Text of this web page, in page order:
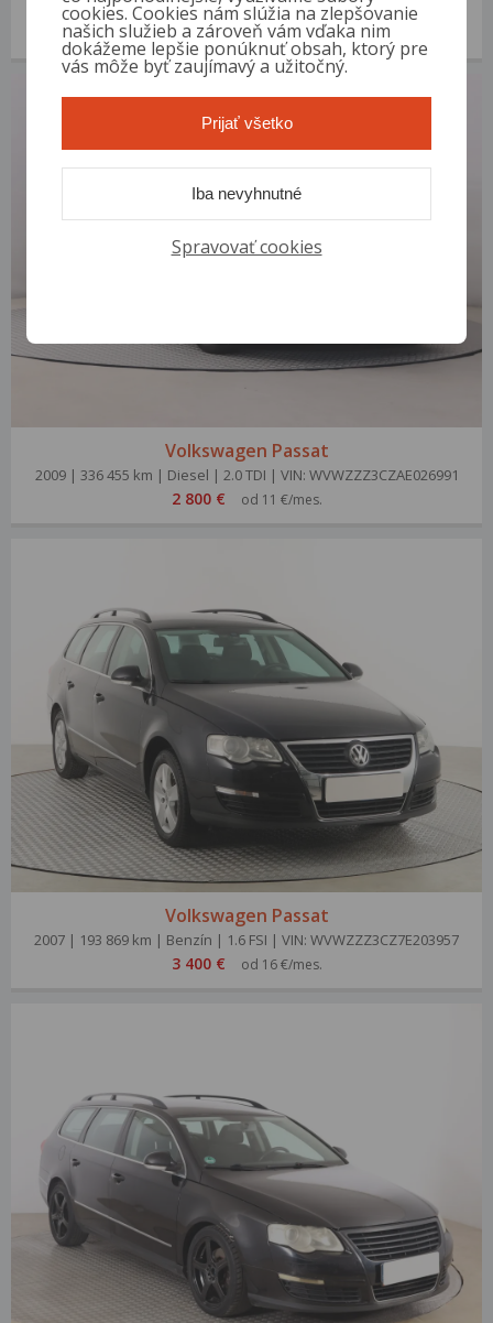
2006 | 253 868 km | Diesel | 2.0 TDI | VIN: WVWZZZ3CZ6P034163
3 000 € od 14 €/mes.
Volkswagen Passat
2009 | 336 455 km | Diesel | 2.0 TDI | VIN: WVWZZZ3CZAE026991
2 800 € od 11 €/mes.
Volkswagen Passat
2007 | 193 869 km | Benzín | 1.6 FSI | VIN: WVWZZZ3CZ7E203957
3 400 € od 16 €/mes.
cookies. Cookies nám slúžia na zlepšovanie
našich služieb a zároveň vám vďaka nim
dokážeme lepšie ponúknuť obsah, ktorý pre
vás môže byť zaujímavý a užitočný.
Spravovať cookies
Iba nevyhnutné
Prijať všetko